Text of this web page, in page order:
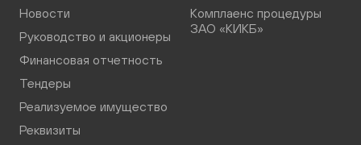
Новости
Руководство и акционеры
Финансовая отчетность
Тендеры
Реализуемое имущество
Реквизиты
Комплаенс процедуры
ЗАО «КИКБ»